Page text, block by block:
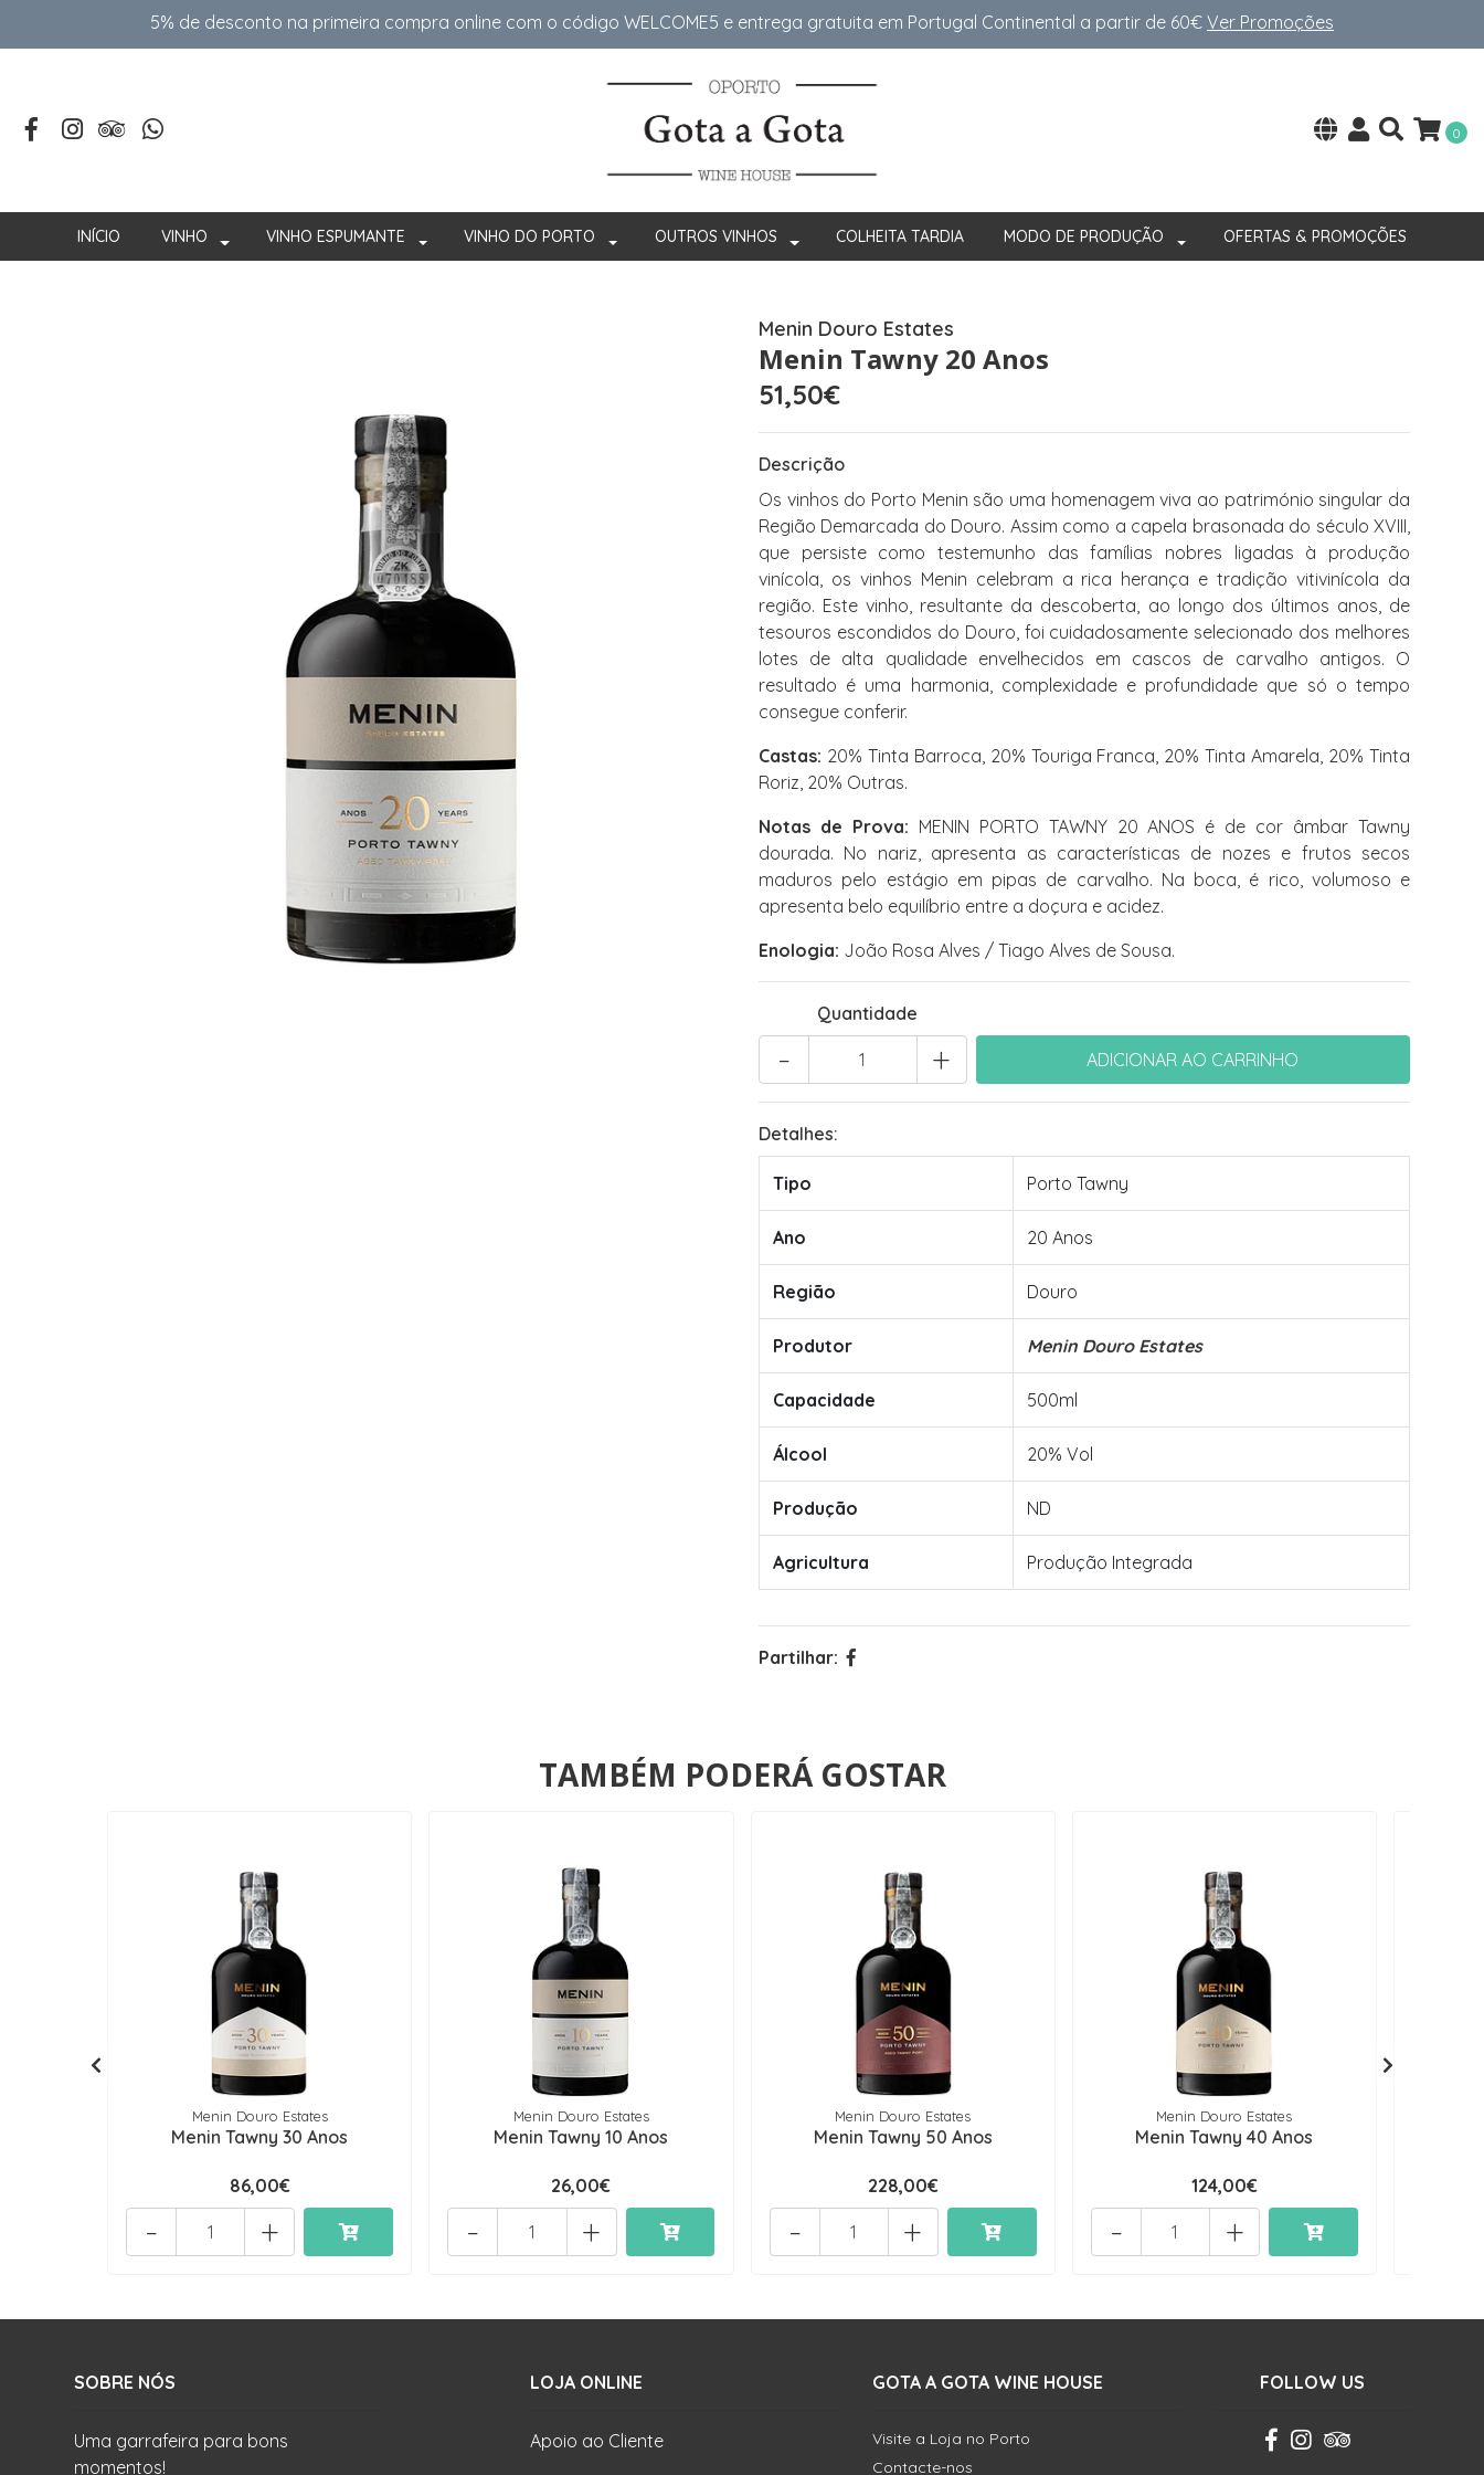
5% de desconto na primeira compra online com o código WELCOME5 e entrega gratuita em Portugal Continental a partir de 60€ Ver Promoções
0
INÍCIO VINHO VINHO ESPUMANTE VINHO DO PORTO OUTROS VINHOS COLHEITA TARDIA MODO DE PRODUÇÃO OFERTAS & PROMOÇÕES
Menin Douro Estates
Menin Tawny 20 Anos
51,50€
Descrição
Os vinhos do Porto Menin são uma homenagem viva ao património singular da
Região Demarcada do Douro. Assim como a capela brasonada do século XVIII,
que persiste como testemunho das famílias nobres ligadas à produção
vinícola, os vinhos Menin celebram a rica herança e tradição vitivinícola da
região. Este vinho, resultante da descoberta, ao longo dos últimos anos, de
tesouros escondidos do Douro, foi cuidadosamente selecionado dos melhores
lotes de alta qualidade envelhecidos em cascos de carvalho antigos. O
resultado é uma harmonia, complexidade e profundidade que só o tempo
consegue conferir.
Castas: 20% Tinta Barroca, 20% Touriga Franca, 20% Tinta Amarela, 20% Tinta
Roriz, 20% Outras.
Notas de Prova: MENIN PORTO TAWNY 20 ANOS é de cor âmbar Tawny
dourada. No nariz, apresenta as características de nozes e frutos secos
maduros pelo estágio em pipas de carvalho. Na boca, é rico, volumoso e
apresenta belo equilíbrio entre a doçura e acidez.
Enologia: João Rosa Alves / Tiago Alves de Sousa.
Quantidade
+
-
Detalhes:
Tipo Porto Tawny
Ano 20 Anos
Região Douro
Produtor Menin Douro Estates
Capacidade 500ml
Álcool 20% Vol
Produção ND
Agricultura Produção Integrada
Partilhar:
TAMBÉM PODERÁ GOSTAR
Menin Douro Estates
Menin Tawny 30 Anos
86,00€
+
-
Menin Douro Estates
Menin Tawny 10 Anos
26,00€
+
-
Menin Douro Estates
Menin Tawny 50 Anos
228,00€
+
-
Menin Douro Estates
Menin Tawny 40 Anos
124,00€
+
-
SOBRE NÓS
Uma garrafeira para bons
momentos!
LOJA ONLINE
Apoio ao Cliente
GOTA A GOTA WINE HOUSE
Visite a Loja no Porto
Contacte-nos
FOLLOW US